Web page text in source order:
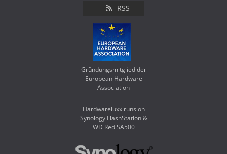
RSS
Gründungsmitglied der
European Hardware
Association
Hardwareluxx runs on
Synology FlashStation &
WD Red SA500